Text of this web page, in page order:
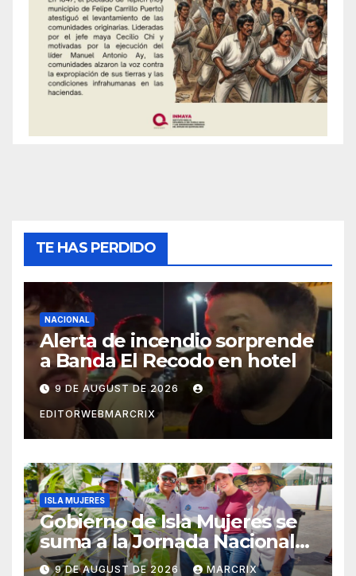
TE HAS PERDIDO
NACIONAL
Alerta de incendio sorprende
a Banda El Recodo en hotel
9 DE AUGUST DE 2026
EDITORWEBMARCRIX
ISLA MUJERES
Gobierno de Isla Mujeres se
suma a la Jornada Nacional
de Reforestación 2026
9 DE AUGUST DE 2026 MARCRIX